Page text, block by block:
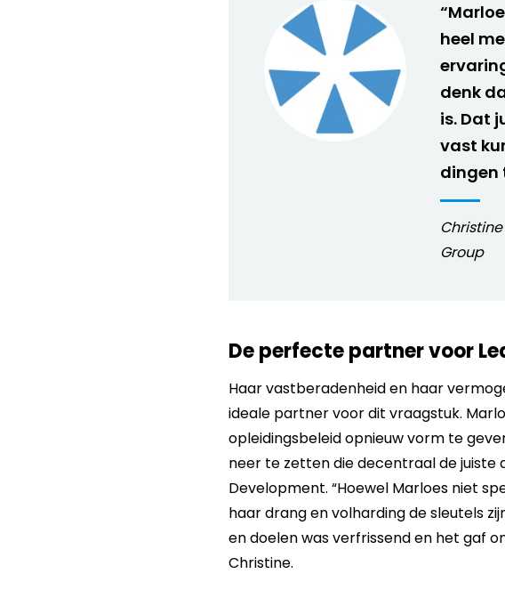
heel
denk
is. Dat
vast
dingen
Group
De perfecte partner voor
Haar vastberadenheid en haar
ideale partner voor dit vraagstuk.
opleidingsbeleid opnieuw vorm te
neer te zetten die decentraal de
Development. “Hoewel Marloes niet
haar drang en volharding de sleutels
en doelen was verfrissend en het gaf
Christine.